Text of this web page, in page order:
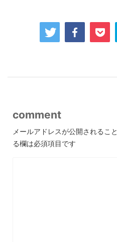
comment
メールアドレスが公開されるこ
る欄は必須項目です